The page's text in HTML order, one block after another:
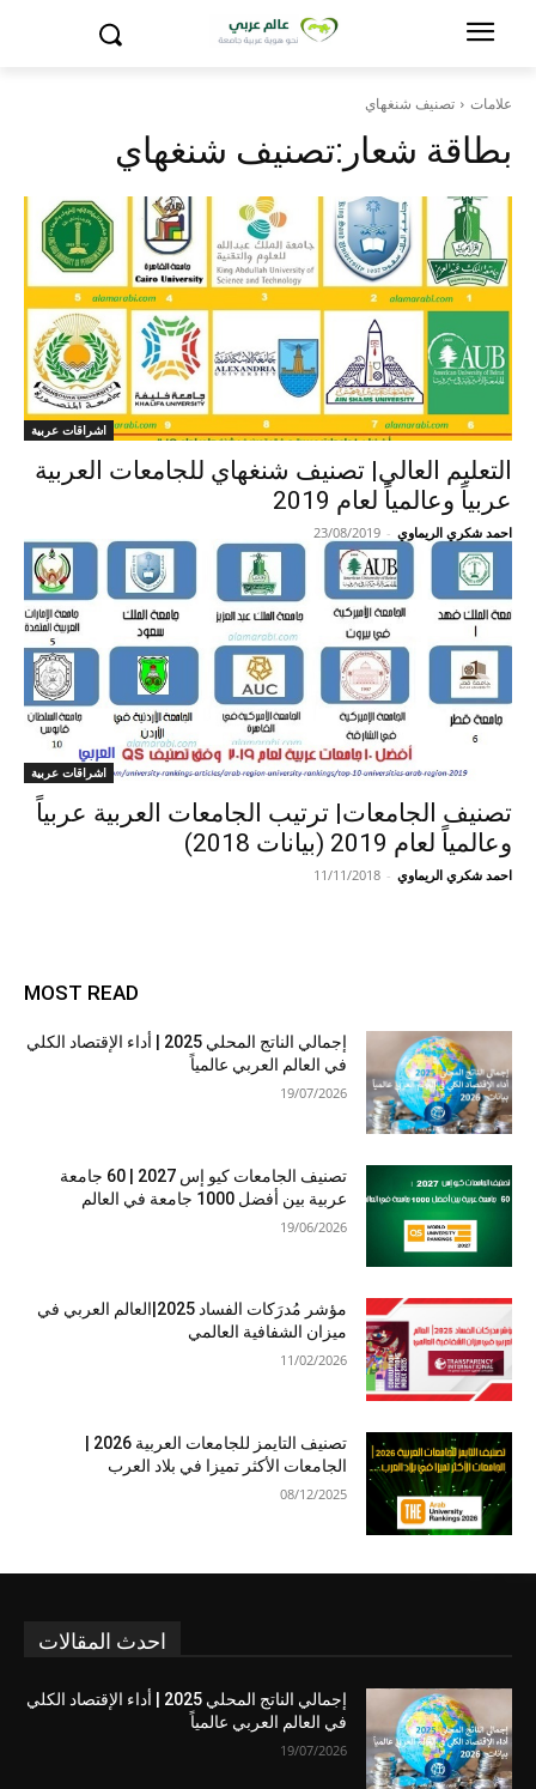
علامات تصنيف شنغهاي
بطاقة شعار:تصنيف شنغهاي
اشراقات عربية
التعليم العالي| تصنيف شنغهاي للجامعات العربية
عربياً وعالمياً لعام 2019
احمد شكري الريماوي -
23/08/2019
اشراقات عربية
تصنيف الجامعات| ترتيب الجامعات العربية عربياً
وعالمياً لعام 2019 (بيانات 2018)
احمد شكري الريماوي -
11/11/2018
MOST READ
إجمالي الناتج المحلي 2025 | أداء الإقتصاد الكلي
في العالم العربي عالمياً
19/07/2026
تصنيف الجامعات كيو إس 2027 | 60 جامعة
عربية بين أفضل 1000 جامعة في العالم
19/06/2026
مؤشر مُدرَكات الفساد 2025|العالم العربي في
ميزان الشفافية العالمي
11/02/2026
الجامعات الأكثر تميزا في بلاد العرب
08/12/2025
احدث المقالات
إجمالي الناتج المحلي 2025 | أداء الإقتصاد الكلي
في العالم العربي عالمياً
19/07/2026